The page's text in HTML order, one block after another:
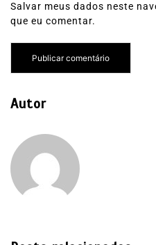
Salvar meus dados neste
que eu comentar.
Autor